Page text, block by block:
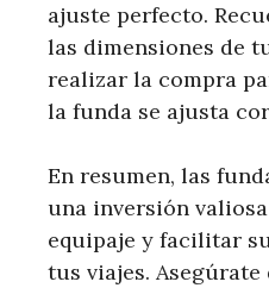
ajuste perfecto.
las dimensiones de
realizar la compra
la funda se ajusta
En resumen, las
una inversión
equipaje y facilitar
tus viajes.